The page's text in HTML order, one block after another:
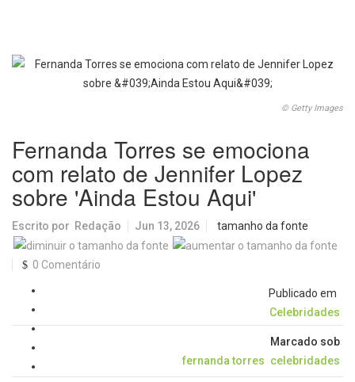
© Getty Images
Fernanda Torres se emociona
com relato de Jennifer Lopez
sobre 'Ainda Estou Aqui'
Escrito por Redação Jun 13, 2026 tamanho da fonte
0 Comentário
Publicado em
Celebridades
Marcado sob
fernanda torres celebridades